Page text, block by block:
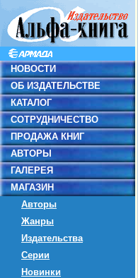
НОВОСТИ
ОБ ИЗДАТЕЛЬСТВЕ
КАТАЛОГ
СОТРУДНИЧЕСТВО
ПРОДАЖА КНИГ
АВТОРЫ
ГАЛЕРЕЯ
МАГАЗИН
Авторы
Жанры
Издательства
Серии
Новинки